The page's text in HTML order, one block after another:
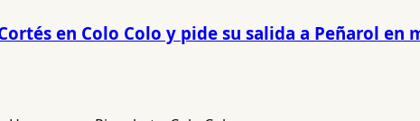
en Colo Colo y pide su salida a Peñarol en